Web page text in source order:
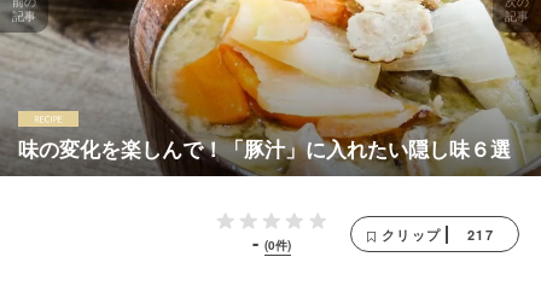
味の変化を楽しんで！「豚汁」に入れたい隠し味６選
記事
記事
- (0件)
クリップ 217